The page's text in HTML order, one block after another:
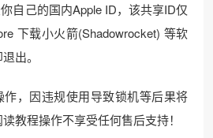
自己的国内Apple ID，该共享ID仅
下载小火箭(Shadowrocket) 等软
出。
，因违规使用导致锁机等后果将
教程操作不享受任何售后支持！